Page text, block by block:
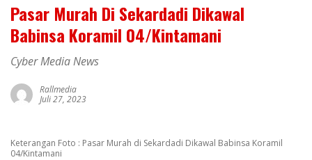
Pasar Murah Di Sekardadi Dikawal
Babinsa Koramil 04/Kintamani
Cyber Media News
Rallmedia
Juli 27, 2023
Keterangan Foto : Pasar Murah di Sekardadi Dikawal Babinsa Koramil
04/Kintamani